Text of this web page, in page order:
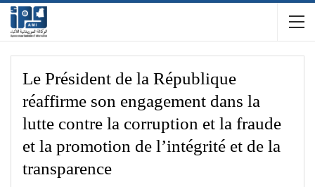
Le Président de la République
réaffirme son engagement dans la
lutte contre la corruption et la fraude
et la promotion de l’intégrité et de la
transparence